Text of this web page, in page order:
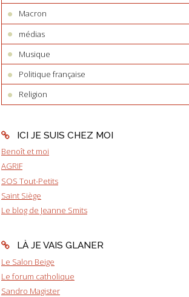
Macron
médias
Musique
Politique française
Religion
ICI JE SUIS CHEZ MOI
Benoît et moi
AGRIF
SOS Tout-Petits
Saint Siège
Le blog de Jeanne Smits
LÀ JE VAIS GLANER
Le Salon Beige
Le forum catholique
Sandro Magister